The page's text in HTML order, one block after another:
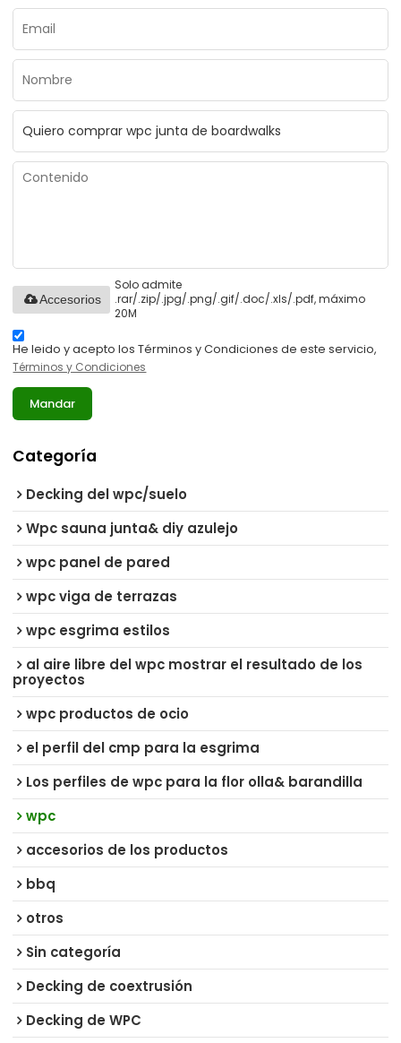
Solo admite
.rar/.zip/.jpg/.png/.gif/.doc/.xls/.pdf, máximo
20M
Accesorios
He leido y acepto los Términos y Condiciones de este servicio,
Términos y Condiciones
Mandar
Categoría
Decking del wpc/suelo
Wpc sauna junta& diy azulejo
wpc panel de pared
wpc viga de terrazas
wpc esgrima estilos
al aire libre del wpc mostrar el resultado de los
proyectos
wpc productos de ocio
el perfil del cmp para la esgrima
Los perfiles de wpc para la flor olla& barandilla
wpc
accesorios de los productos
bbq
otros
Sin categoría
Decking de coextrusión
Decking de WPC